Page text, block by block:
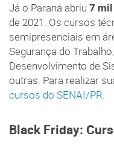
Já o Paraná abriu 7
de 2021. Os cursos
semipresenciais em
Segurança do
Desenvolvimento de
outras. Para realizar
cursos do SENAI/PR.
Black Friday: